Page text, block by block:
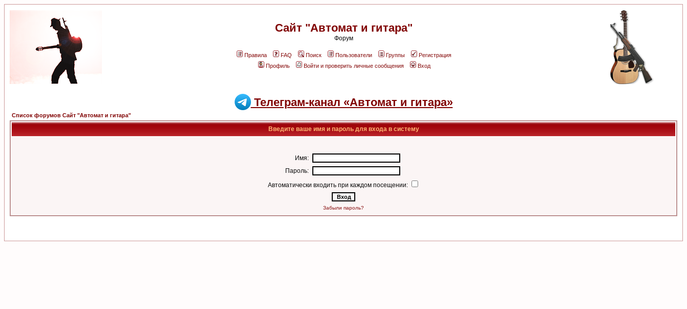
Сайт "Автомат и гитара"
Форум
Правила FAQ Поиск Пользователи Группы
Регистрация
Профиль
Войти и проверить личные сообщения Вход
Телеграм-канал «Автомат и гитара»
Список форумов Сайт "Автомат и гитара"
Введите ваше имя и пароль для входа в систему
Имя:
Пароль:
Автоматически входить при каждом посещении:
Забыли пароль?